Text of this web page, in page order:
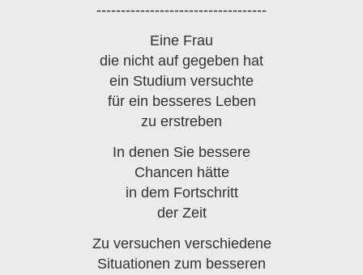
-----------------------------------
Eine Frau
die nicht auf gegeben hat
ein Studium versuchte
für ein besseres Leben
zu erstreben
In denen Sie bessere
Chancen hätte
in dem Fortschritt
der Zeit
Zu versuchen verschiedene
Situationen zum besseren